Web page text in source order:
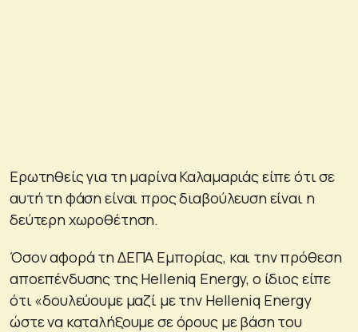
Ερωτηθείς για τη μαρίνα Καλαμαριάς είπε ότι σε
αυτή τη φάση είναι προς διαβούλευση είναι η
δεύτερη χωροθέτηση.
Όσον αφορά τη ΔΕΠΑ Εμπορίας, και την πρόθεση
αποεπένδυσης της Helleniq Energy, ο ίδιος είπε
ότι «δουλεύουμε μαζί με την Helleniq Energy
ώστε να καταλήξουμε σε όρους με βάση του